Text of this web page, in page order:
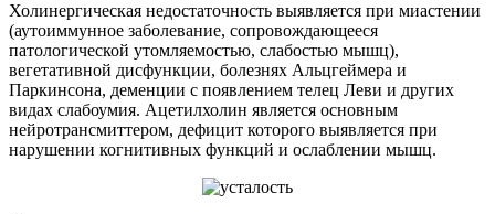
Холинергическая недостаточность выявляется при миастении
(аутоиммунное заболевание, сопровождающееся
патологической утомляемостью, слабостью мышц),
вегетативной дисфункции, болезнях Альцгеймера и
Паркинсона, деменции с появлением телец Леви и других
видах слабоумия. Ацетилхолин является основным
нейротрансмиттером, дефицит которого выявляется при
нарушении когнитивных функций и ослаблении мышц.